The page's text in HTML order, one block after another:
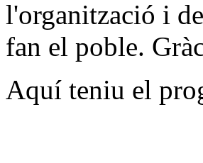
l'organització i
fan el poble.
Aquí teniu el